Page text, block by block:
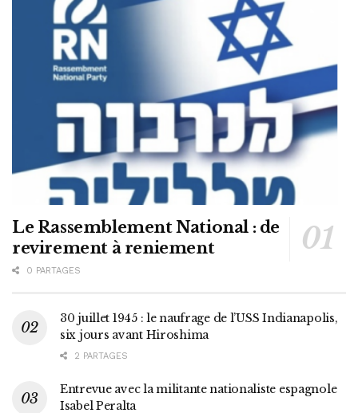
Le Rassemblement National : de
revirement à reniement
0 PARTAGES
30 juillet 1945 : le naufrage de l’USS Indianapolis,
six jours avant Hiroshima
2 PARTAGES
Entrevue avec la militante nationaliste espagnole
Isabel Peralta